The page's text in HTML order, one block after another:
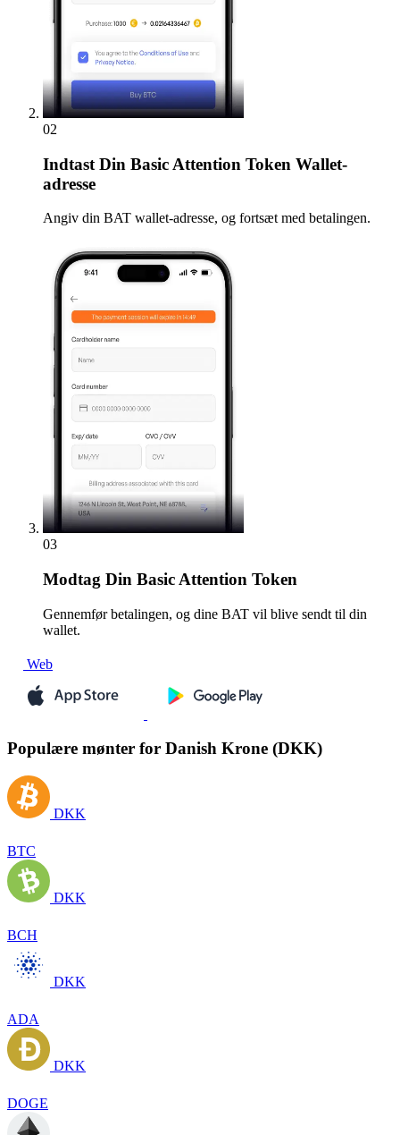
02
Indtast Din Basic Attention Token Wallet-
adresse
Angiv din BAT wallet-adresse, og fortsæt med betalingen.
03
Modtag Din Basic Attention Token
Gennemfør betalingen, og dine BAT vil blive sendt til din
wallet.
Web
Populære mønter for Danish Krone (DKK)
DKK
BTC
DKK
BCH
DKK
ADA
DKK
DOGE